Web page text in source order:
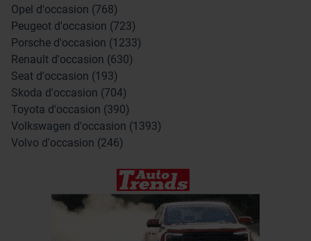
Opel d'occasion (768)
Peugeot d'occasion (723)
Porsche d'occasion (1233)
Renault d'occasion (630)
Seat d'occasion (193)
Skoda d'occasion (704)
Toyota d'occasion (390)
Volkswagen d'occasion (1393)
Volvo d'occasion (246)